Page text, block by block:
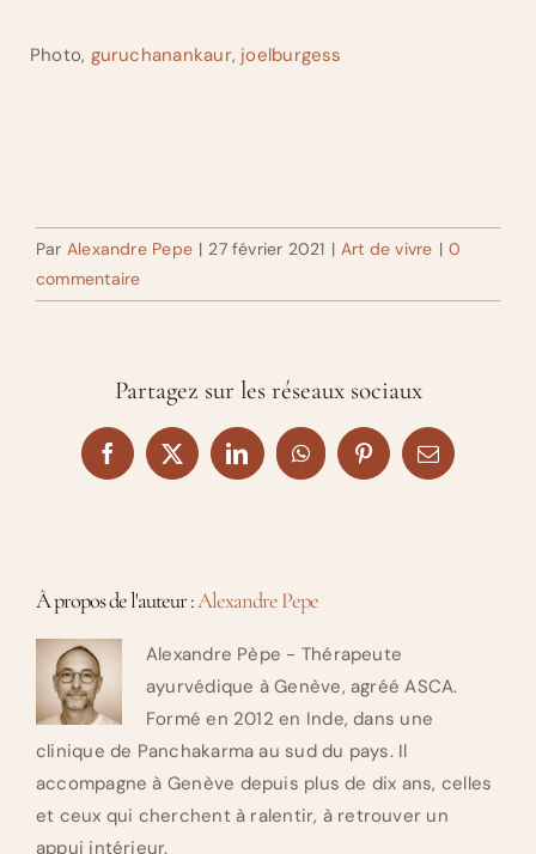
Photo, guruchanankaur, joelburgess
Par Alexandre Pepe | 27 février 2021 | Art de vivre | 0
commentaire
Partagez sur les réseaux sociaux
Facebook
X LinkedInWhatsAppPinterestEmail
À propos de l'auteur :Alexandre Pepe
Alexandre Pèpe - Thérapeute
ayurvédique à Genève, agréé ASCA.
Formé en 2012 en Inde, dans une
clinique de Panchakarma au sud du pays. Il
accompagne à Genève depuis plus de dix ans, celles
et ceux qui cherchent à ralentir, à retrouver un
appui intérieur.